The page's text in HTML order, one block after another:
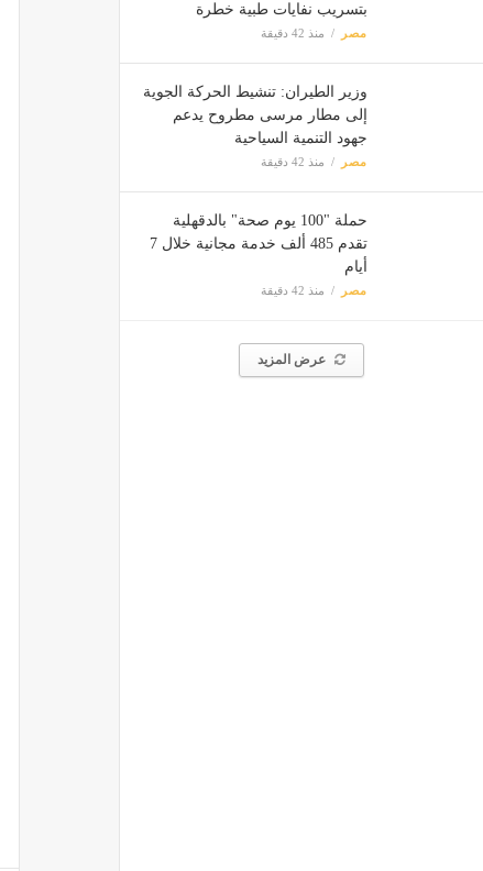
بتسريب نفايات طبية خطرة
مصر منذ 42 دقيقة
وزير الطيران: تنشيط الحركة الجوية
إلى مطار مرسى مطروح يدعم
جهود التنمية السياحية
مصر منذ 42 دقيقة
حملة "100 يوم صحة" بالدقهلية
تقدم 485 ألف خدمة مجانية خلال 7
أيام
مصر منذ 42 دقيقة
عرض المزيد